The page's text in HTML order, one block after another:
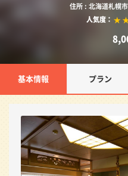
住所 : 北海道札幌
人気度：
基本情報 プラン